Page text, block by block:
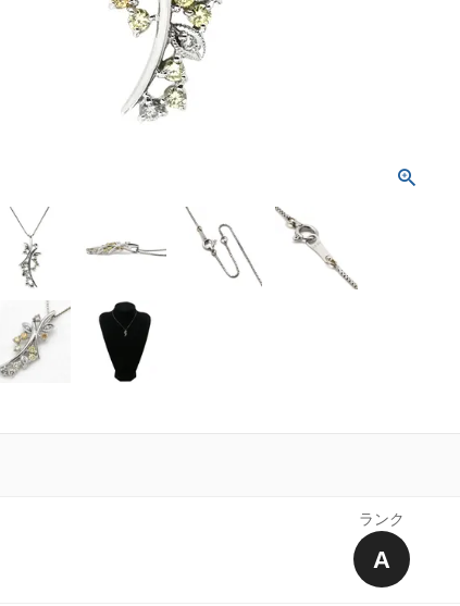
ランク
A